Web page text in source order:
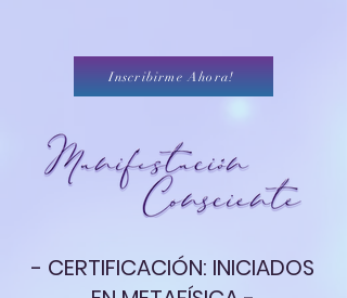
Inscribirme Ahora!
- CERTIFICACIÓN: INICIADOS